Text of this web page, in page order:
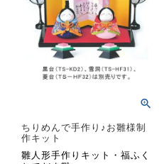
ちりめんで手作り♪お雛様制
作キット
雛人形手作りキット・福ふく